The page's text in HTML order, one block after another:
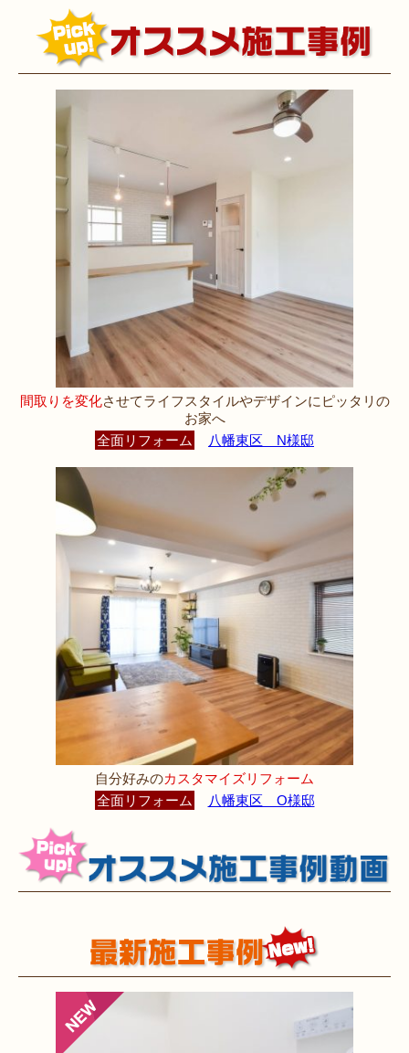
間取りを変化させてライフスタイルやデザインにピッタリの
お家へ
全面リフォーム
八幡東区 N様邸
自分好みのカスタマイズリフォーム
全面リフォーム
八幡東区 O様邸